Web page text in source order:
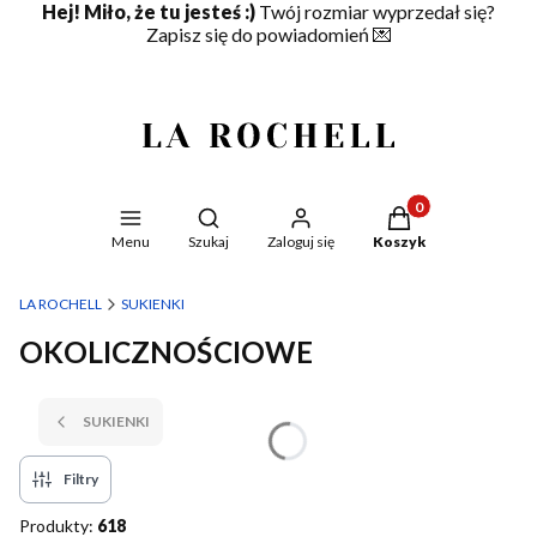
Hej! Miło, że tu jesteś :) Twój rozmiar wyprzedał się?
Zapisz się do powiadomień 💌
Menu
Otwórz wyszukiwarkę
Szukaj Zaloguj się
Produkty w
Koszyk
LA ROCHELL SUKIENKI
OKOLICZNOŚCIOWE
SUKIENKI
Filtry
Produkty: 618